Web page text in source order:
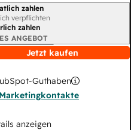
zahlen
verpflichten
zahlen
ANGEBOT
Jetzt kaufen
Guthaben
Marketingkontakte
anzeigen